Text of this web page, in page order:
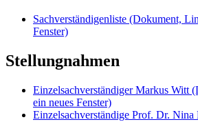
Sachverständigenliste (Dokument,
Fenster)
Stellungnahmen
Einzelsachverständiger Markus Witt
ein neues Fenster)
Einzelsachverständige Prof. Dr.